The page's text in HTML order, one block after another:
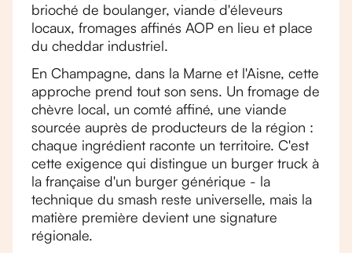
brioché de boulanger, viande d'éleveurs
locaux, fromages affinés AOP en lieu et place
du cheddar industriel.
En Champagne, dans la Marne et l'Aisne, cette
approche prend tout son sens. Un fromage de
chèvre local, un comté affiné, une viande
sourcée auprès de producteurs de la région :
chaque ingrédient raconte un territoire. C'est
cette exigence qui distingue un burger truck à
la française d'un burger générique - la
technique du smash reste universelle, mais la
matière première devient une signature
régionale.